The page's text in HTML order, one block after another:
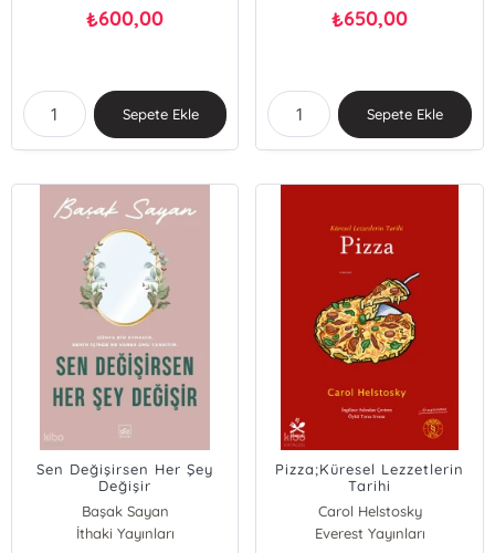
₺600,00
Sepete Ekle
₺650,00
Sepete Ekle
Sen Değişirsen Her Şey
Değişir
Başak Sayan
İthaki Yayınları
Pizza;Küresel Lezzetlerin
Tarihi
Carol Helstosky
Everest Yayınları